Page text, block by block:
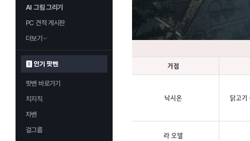
AI 그림 그리기
PC 견적 게시판
더보기
인기 팟벤
팟벤 바로가기
치지직
차벤
걸그룹